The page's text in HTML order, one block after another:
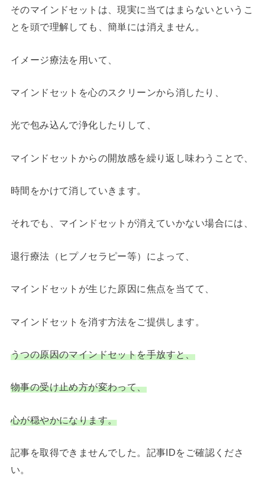
そのマインドセットは、現実に当てはまらないというこ
とを頭で理解しても、簡単には消えません。
イメージ療法を用いて、
マインドセットを心のスクリーンから消したり、
光で包み込んで浄化したりして、
マインドセットからの開放感を繰り返し味わうことで、
時間をかけて消していきます。
それでも、マインドセットが消えていかない場合には、
退行療法（ヒプノセラピー等）によって、
マインドセットが生じた原因に焦点を当てて、
マインドセットを消す方法をご提供します。
うつの原因のマインドセットを手放すと、
物事の受け止め方が変わって、
心が穏やかになります。
記事を取得できませんでした。記事IDをご確認くださ
い。